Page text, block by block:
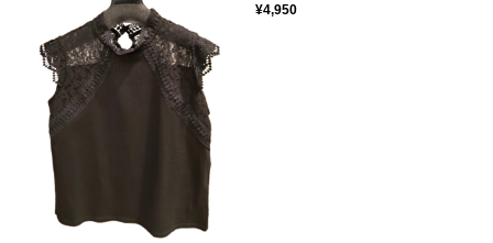
¥4,950